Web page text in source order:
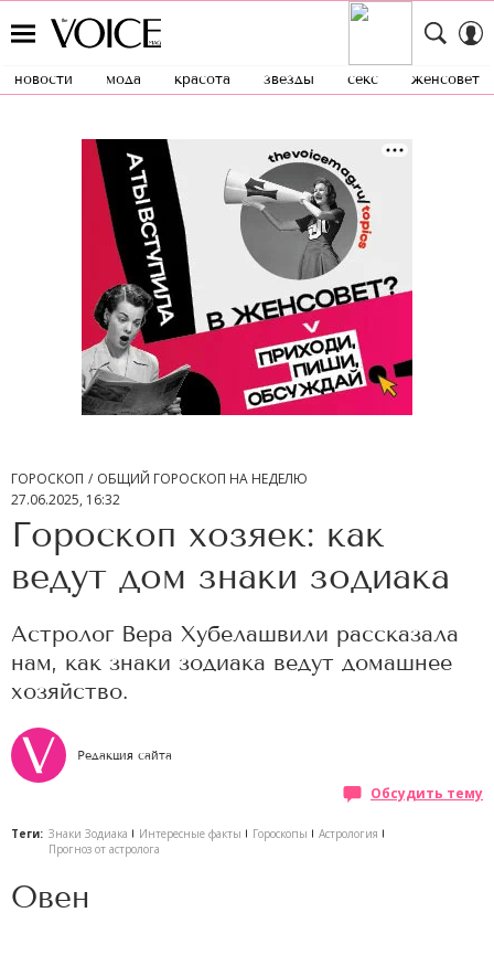
новости мода красота звезды секс женсовет
ГОРОСКОП
ОБЩИЙ ГОРОСКОП НА НЕДЕЛЮ
27.06.2025, 16:32
Гороскоп хозяек: как
ведут дом знаки зодиака
Астролог Вера Хубелашвили рассказала
нам, как знаки зодиака ведут домашнее
хозяйство.
Редакция сайта
Обсудить тему
Теги: Знаки Зодиака Интересные факты Гороскопы
Астрология
Прогноз от астролога
Овен